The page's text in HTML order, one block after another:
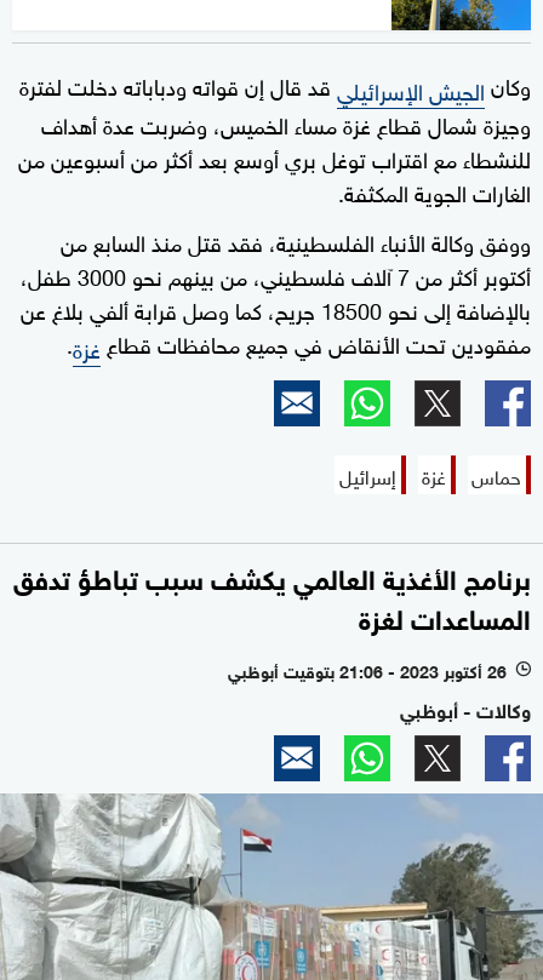
وكانالجيش الإسرائيليقد قال إن قواته ودباباته دخلت لفترة
وجيزة شمال قطاع غزة مساء الخميس، وضربت عدة أهداف
للنشطاء مع اقتراب توغل بري أوسع بعد أكثر من أسبوعين من
الغارات الجوية المكثفة.
ووفق وكالة الأنباء الفلسطينية، فقد قتل منذ السابع من
أكتوبر أكثر من 7 آلاف فلسطيني، من بينهم نحو 3000 طفل،
بالإضافة إلى نحو 18500 جريح، كما وصل قرابة ألفي بلاغ عن
مفقودين تحت الأنقاض في جميع محافظات قطاع غزة.
حماس غزة إسرائيل
برنامج الأغذية العالمي يكشف سبب تباطؤ تدفق
المساعدات لغزة
l 26 أكتوبر 2023 - 21:06 بتوقيت أبوظبي
وكالات - أبوظبي